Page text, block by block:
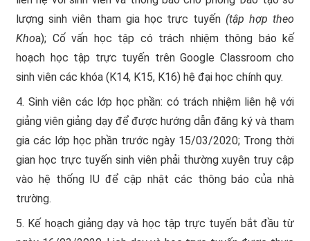
lượng sinh viên tham gia học trực tuyến (tập hợp theo
Khoa); Cố vấn học tập có trách nhiệm thông báo kế
hoạch học tập trực tuyến trên Google Classroom cho
sinh viên các khóa (K14, K15, K16) hệ đại học chính quy.
4. Sinh viên các lớp học phần: có trách nhiệm liên hệ với
giảng viên giảng dạy để được hướng dẫn đăng ký và tham
gia các lớp học phần trước ngày 15/03/2020; Trong thời
gian học trực tuyến sinh viên phải thường xuyên truy cập
vào hệ thống IU để cập nhật các thông báo của nhà
trường.
5. Kế hoạch giảng dạy và học tập trực tuyến bắt đầu từ